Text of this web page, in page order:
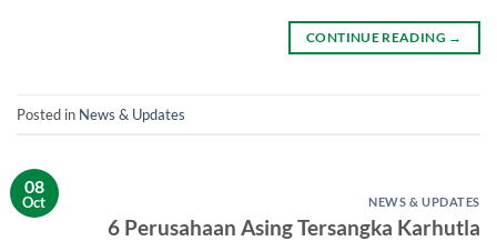
CONTINUE READING →
Posted in News & Updates
08
Oct NEWS & UPDATES
6 Perusahaan Asing Tersangka Karhutla